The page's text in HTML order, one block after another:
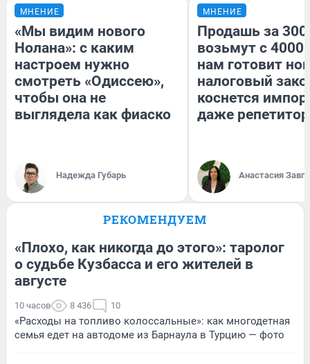
МНЕНИЕ
«Мы видим нового
Нолана»: с каким
настроем нужно
смотреть «Одиссею»,
чтобы она не
выглядела как фиаско
Надежда Губарь
МНЕНИЕ
Продашь за
возьмут с
нам готовит
налоговый
коснется
даже
Анастасия
РЕКОМЕНДУЕМ
«Плохо, как никогда до этого»: таролог
о судьбе Кузбасса и его жителей в
августе
10 часов 8 436 10
«Расходы на топливо колоссальные»: как многодетная
семья едет на автодоме из Барнаула в Турцию — фото